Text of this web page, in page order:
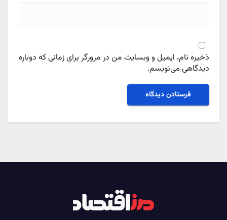
ذخیره نام، ایمیل و وبسایت من در مرورگر برای زمانی که دوباره
دیدگاهی می‌نویسم.